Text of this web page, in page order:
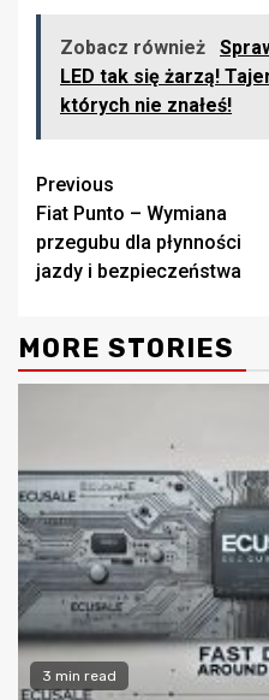
Zobacz również
LED tak się żarzą!
których nie znałeś!
Continue
Reading
Previous
Fiat Punto – Wymiana
przegubu dla płynności
jazdy i bezpieczeństwa
MORE STORIES
3 min read